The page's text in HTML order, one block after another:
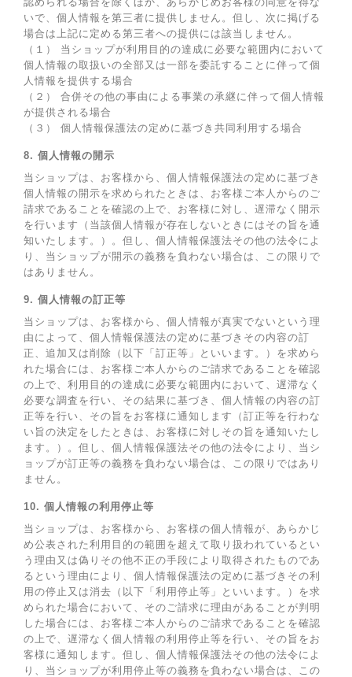
いで、個人情報を第三者に提供しません。但し、次に掲げる
場合は上記に定める第三者への提供には該当しません。
（１） 当ショップが利用目的の達成に必要な範囲内において
個人情報の取扱いの全部又は一部を委託することに伴って個
人情報を提供する場合
（２） 合併その他の事由による事業の承継に伴って個人情報
が提供される場合
（３） 個人情報保護法の定めに基づき共同利用する場合
8. 個人情報の開示
当ショップは、お客様から、個人情報保護法の定めに基づき
個人情報の開示を求められたときは、お客様ご本人からのご
請求であることを確認の上で、お客様に対し、遅滞なく開示
を行います（当該個人情報が存在しないときにはその旨を通
知いたします。）。但し、個人情報保護法その他の法令によ
り、当ショップが開示の義務を負わない場合は、この限りで
はありません。
9. 個人情報の訂正等
当ショップは、お客様から、個人情報が真実でないという理
由によって、個人情報保護法の定めに基づきその内容の訂
正、追加又は削除（以下「訂正等」といいます。）を求めら
れた場合には、お客様ご本人からのご請求であることを確認
の上で、利用目的の達成に必要な範囲内において、遅滞なく
必要な調査を行い、その結果に基づき、個人情報の内容の訂
正等を行い、その旨をお客様に通知します（訂正等を行わな
い旨の決定をしたときは、お客様に対しその旨を通知いたし
ます。）。但し、個人情報保護法その他の法令により、当シ
ョップが訂正等の義務を負わない場合は、この限りではあり
ません。
10. 個人情報の利用停止等
当ショップは、お客様から、お客様の個人情報が、あらかじ
め公表された利用目的の範囲を超えて取り扱われているとい
う理由又は偽りその他不正の手段により取得されたものであ
るという理由により、個人情報保護法の定めに基づきその利
用の停止又は消去（以下「利用停止等」といいます。）を求
められた場合において、そのご請求に理由があることが判明
した場合には、お客様ご本人からのご請求であることを確認
の上で、遅滞なく個人情報の利用停止等を行い、その旨をお
客様に通知します。但し、個人情報保護法その他の法令によ
り、当ショップが利用停止等の義務を負わない場合は、この